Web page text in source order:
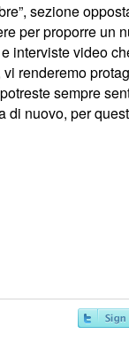
sezione
per proporre un
interviste video
renderemo
sempre
di nuovo, per